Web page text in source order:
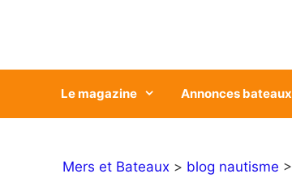
Le magazine Annonces bateaux
Mers et Bateaux > blog nautisme >